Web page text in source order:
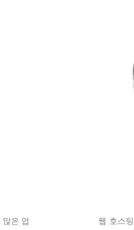
은 업
웹 호스